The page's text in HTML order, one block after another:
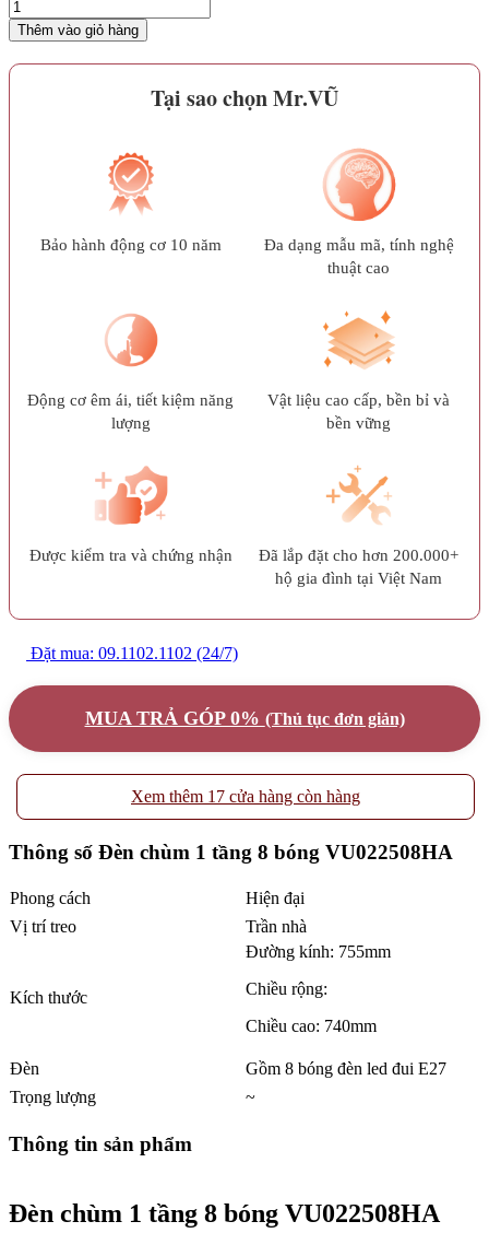
Thêm vào giỏ hàng
Tại sao chọn Mr.VŨ
Bảo hành động cơ 10 năm
Đa dạng mẫu mã, tính nghệ
thuật cao
Động cơ êm ái, tiết kiệm năng
lượng
Vật liệu cao cấp, bền bỉ và
bền vững
Được kiểm tra và chứng nhận
Đã lắp đặt cho hơn 200.000+
hộ gia đình tại Việt Nam
Đặt mua: 09.1102.1102 (24/7)
MUA TRẢ GÓP 0% (Thủ tục đơn giản)
Xem thêm 17 cửa hàng còn hàng
Thông số Đèn chùm 1 tầng 8 bóng VU022508HA
Phong cách
Hiện đại
Vị trí treo
Trần nhà
Kích thước
Đường kính: 755mm
Chiều rộng:
Chiều cao: 740mm
Đèn
Gồm 8 bóng đèn led đui E27
Trọng lượng
~
Thông tin sản phẩm
Đèn chùm 1 tầng 8 bóng VU022508HA